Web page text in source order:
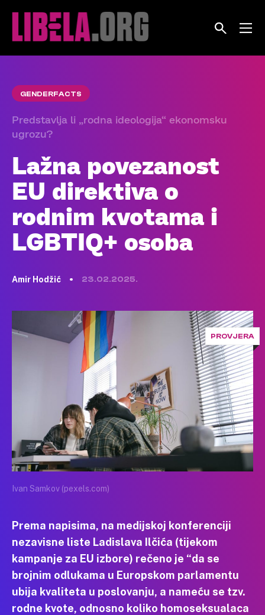
GENDERFACTS
Predstavlja li „rodna ideologija“ ekonomsku
ugrozu?
Lažna povezanost
EU direktiva o
rodnim kvotama i
LGBTIQ+ osoba
Amir Hodžić 23.02.2025.
Prema napisima, na medijskoj konferenciji
nezavisne liste Ladislava Ilčića (tijekom
kampanje za EU izbore) rečeno je “da se
brojnim odlukama u Europskom parlamentu
ubija kvaliteta u poslovanju, a nameću se tzv.
rodne kvote, odnosno koliko homoseksualaca
PROVJERA
Ivan Samkov (pexels.com)